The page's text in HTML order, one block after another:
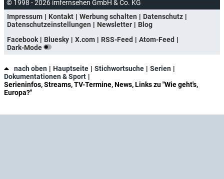
© 1998 - 2026 imfernsehen GmbH & Co. KG
Impressum
Kontakt Werbung schalten
Datenschutz
Datenschutzeinstellungen
Newsletter
Blog
Facebook
Bluesky X.com RSS-Feed
Atom-Feed
Dark-Mode
nach oben Hauptseite Stichwortsuche
Serien
Dokumentationen & Sport
Serieninfos, Streams, TV-Termine, News, Links zu "Wie geht's,
Europa?"